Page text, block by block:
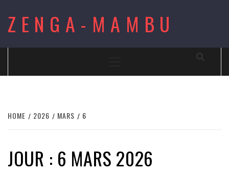
content
ZENGA-MAMBU
HOME 2026 MARS 6
JOUR : 6 MARS 2026